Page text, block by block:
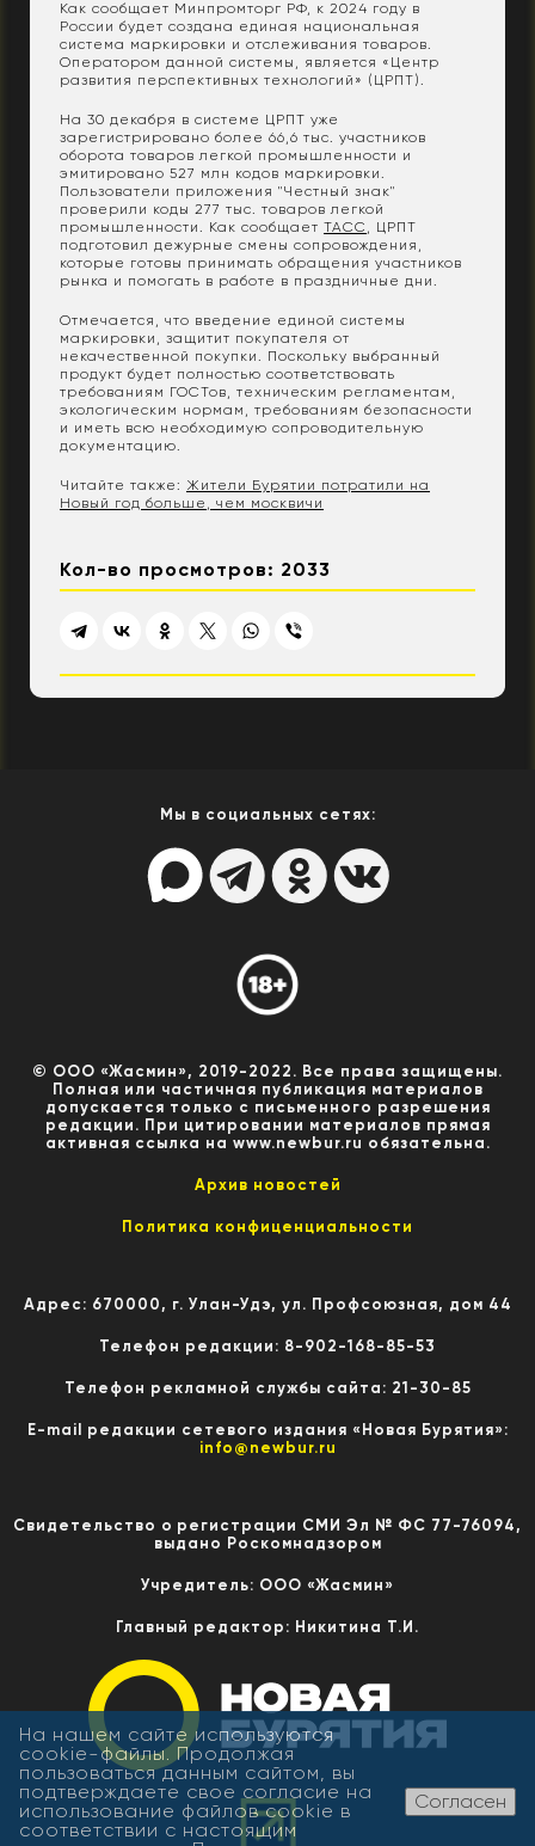
Как сообщает Минпромторг РФ, к 2024 году в
России будет создана единая национальная
система маркировки и отслеживания товаров.
Оператором данной системы, является «Центр
развития перспективных технологий» (ЦРПТ).
На 30 декабря в системе ЦРПТ уже
зарегистрировано более 66,6 тыс. участников
оборота товаров легкой промышленности и
эмитировано 527 млн кодов маркировки.
Пользователи приложения "Честный знак"
проверили коды 277 тыс. товаров легкой
промышленности. Как сообщает ТАСС
, ЦРПТ
подготовил дежурные смены сопровождения,
которые готовы принимать обращения участников
рынка и помогать в работе в праздничные дни.
Отмечается, что введение единой системы
маркировки, защитит покупателя от
некачественной покупки. Поскольку выбранный
продукт будет полностью соответствовать
требованиям ГОСТов, техническим регламентам,
экологическим нормам, требованиям безопасности
и иметь всю необходимую сопроводительную
документацию.
Читайте также: Жители Бурятии потратили на
Новый год больше, чем москвичи
Кол-во просмотров: 2033
Мы в социальных сетях:
© ООО «Жасмин», 2019-2022. Все права защищены.
Полная или частичная публикация материалов
допускается только с письменного разрешения
редакции. При цитировании материалов прямая
активная ссылка на www.newbur.ru обязательна.
Архив новостей
Политика конфиценциальности
Адрес: 670000, г. Улан-Удэ, ул. Профсоюзная, дом 44
Телефон редакции: 8-902-168-85-53
Телефон рекламной службы сайта: 21-30-85
E-mail редакции сетевого издания «Новая Бурятия»:
info@newbur.ru
Свидетельство о регистрации СМИ Эл № ФС 77-76094,
выдано Роскомнадзором
Учредитель: ООО «Жасмин»
Главный редактор: Никитина Т.И.
На нашем сайте используются
cookie-файлы. Продолжая
пользоваться данным сайтом, вы
подтверждаете свое согласие на
использование файлов cookie в
соответствии с настоящим
Согласен